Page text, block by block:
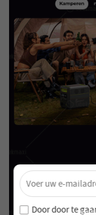
Ontgrendel
Word lid
Door door te